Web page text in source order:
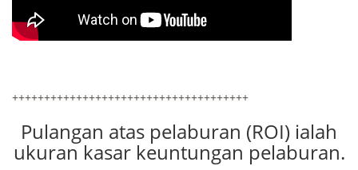
+++++++++++++++++++++++++++++++++++++
Pulangan atas pelaburan (ROI) ialah
ukuran kasar keuntungan pelaburan.